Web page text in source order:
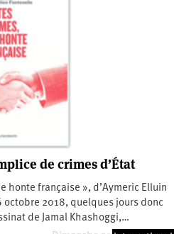
de crimes d’État
honte française », d’Aymeric Elluin
octobre 2018, quelques jours donc
de Jamal Khashoggi,…